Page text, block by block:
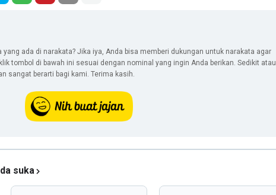
yang ada di narakata? Jika iya, Anda bisa memberi dukungan untuk narakata agar
tombol di bawah ini sesuai dengan nominal yang ingin Anda berikan. Sedikit atau
sangat berarti bagi kami. Terima kasih.
suka